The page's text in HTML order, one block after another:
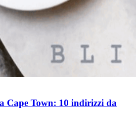
Cape Town: 10 indirizzi da